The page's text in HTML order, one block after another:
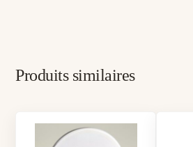
Produits similaires